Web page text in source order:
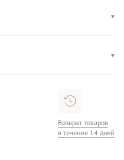
Возврат товаров
в течение 14 дней